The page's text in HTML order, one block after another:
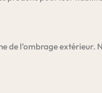
de l’ombrage extérieur.